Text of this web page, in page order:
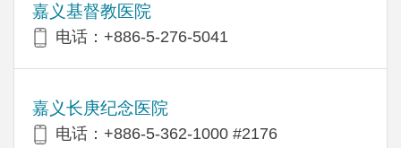
嘉义基督教医院
电话：+886-5-276-5041
嘉义长庚纪念医院
电话：+886-5-362-1000 #2176